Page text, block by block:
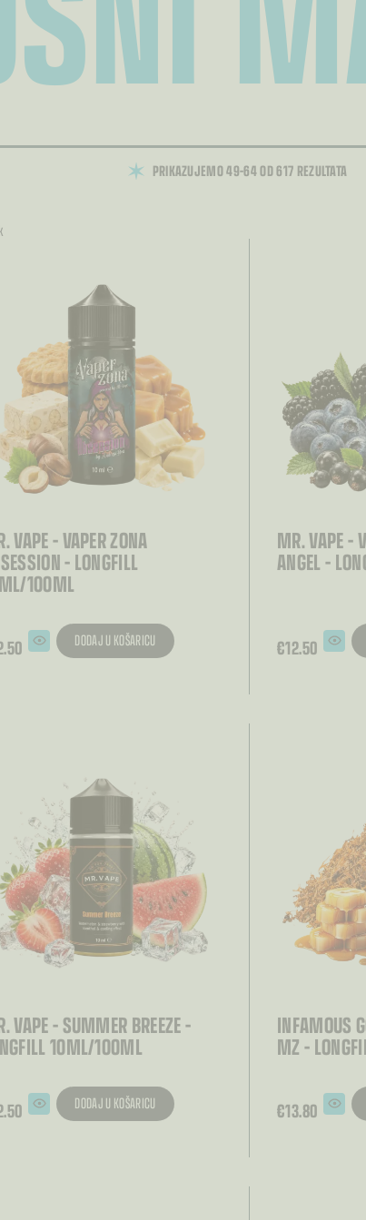
PRIKAZUJEMO 49–64 OD 617 REZULTATA
VAPE – VAPER ZONA
– LONGFILL
100ML
DODAJ U KOŠARICU
MR. VAPE –
ANGEL –
€12.50
VAPE – SUMMER BREEZE –
10ML/100ML
DODAJ U KOŠARICU
INFAMOUS
MZ –
€13.80